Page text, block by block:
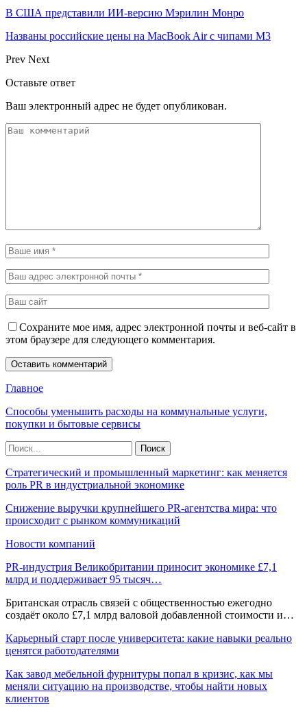
В США представили ИИ-версию Мэрилин Монро
Названы российские цены на MacBook Air с чипами M3
Prev Next
Оставьте ответ
Ваш электронный адрес не будет опубликован.
Сохраните мое имя, адрес электронной почты и веб-сайт в
этом браузере для следующего комментария.
Главное
Способы уменьшить расходы на коммунальные услуги,
покупки и бытовые сервисы
Стратегический и промышленный маркетинг: как меняется
роль PR в индустриальной экономике
Снижение выручки крупнейшего PR-агентства мира: что
происходит с рынком коммуникаций
Новости компаний
PR-индустрия Великобритании приносит экономике £7,1
млрд и поддерживает 95 тысяч…
Британская отрасль связей с общественностью ежегодно
создаёт около £7,1 млрд валовой добавленной стоимости и…
Карьерный старт после университета: какие навыки реально
ценятся работодателями
Как завод мебельной фурнитуры попал в кризис, как мы
меняли ситуацию на производстве, чтобы найти новых
клиентов